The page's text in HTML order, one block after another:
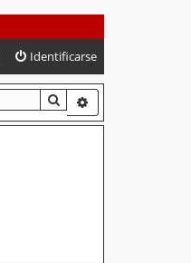
Identificarse
BUSCAR